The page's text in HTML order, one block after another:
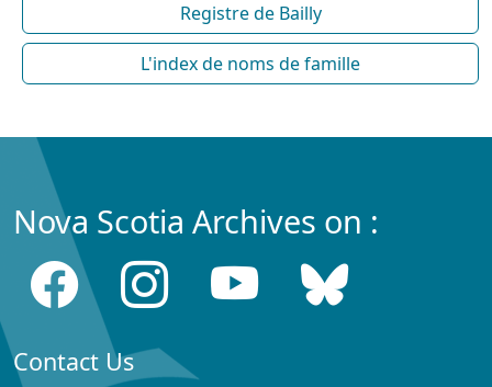
Registre de Bailly
L'index de noms de famille
Nova Scotia Archives on :
Contact Us